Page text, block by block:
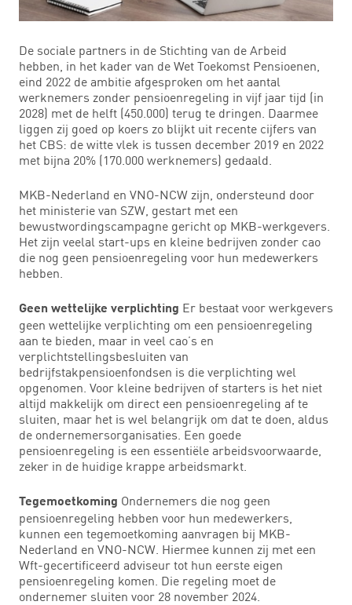
De sociale partners in de Stichting van de Arbeid
hebben, in het kader van de Wet Toekomst Pensioenen,
eind 2022 de ambitie afgesproken om het aantal
werknemers zonder pensioenregeling in vijf jaar tijd (in
2028) met de helft (450.000) terug te dringen. Daarmee
liggen zij goed op koers zo blijkt uit recente cijfers van
het CBS: de witte vlek is tussen december 2019 en 2022
met bijna 20% (170.000 werknemers) gedaald.
MKB-Nederland en VNO-NCW zijn, ondersteund door
het ministerie van SZW, gestart met een
bewustwordingscampagne gericht op MKB-werkgevers.
Het zijn veelal start-ups en kleine bedrijven zonder cao
die nog geen pensioenregeling voor hun medewerkers
hebben.
Geen wettelijke verplichting Er bestaat voor werkgevers
geen wettelijke verplichting om een pensioenregeling
aan te bieden, maar in veel cao’s en
verplichtstellingsbesluiten van
bedrijfstakpensioenfondsen is die verplichting wel
opgenomen. Voor kleine bedrijven of starters is het niet
altijd makkelijk om direct een pensioenregeling af te
sluiten, maar het is wel belangrijk om dat te doen, aldus
de ondernemersorganisaties. Een goede
pensioenregeling is een essentiële arbeidsvoorwaarde,
zeker in de huidige krappe arbeidsmarkt.
Tegemoetkoming Ondernemers die nog geen
pensioenregeling hebben voor hun medewerkers,
kunnen een tegemoetkoming aanvragen bij MKB-
Nederland en VNO-NCW. Hiermee kunnen zij met een
Wft-gecertificeerd adviseur tot hun eerste eigen
pensioenregeling komen. Die regeling moet de
ondernemer sluiten voor 28 november 2024.